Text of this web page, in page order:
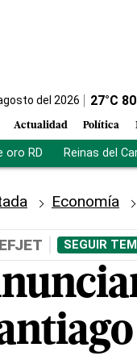
del 2026 27°C
Actualidad Política
oro RD Reinas del
Economía
SEGUIR